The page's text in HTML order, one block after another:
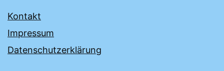
Kontakt
Impressum
Datenschutzerklärung